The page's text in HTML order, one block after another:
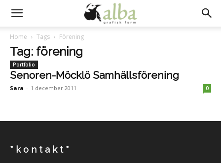
Home Tags Förening
Tag: förening
Portfolio
Senoren-Möcklö Samhällsförening
Sara - 1 december 2011 0
* k o n t a k t *